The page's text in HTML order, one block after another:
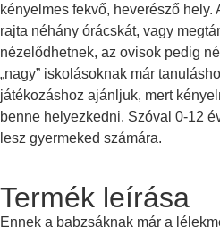
kényelmes fekvő, heverésző hely.
rajta néhány órácskát, vagy
nézelődhetnek, az ovisok pedig
„nagy” iskolásoknak már
játékozáshoz ajánljuk, mert
benne helyezkedni. Szóval 0-12
lesz gyermeked számára.
Termék leírása
Ennek a babzsáknak már a